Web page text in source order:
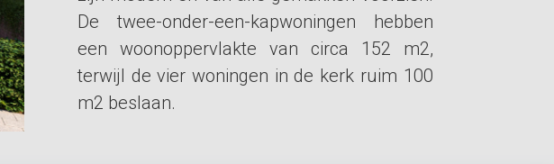
De twee-onder-een-kapwoningen hebben
een woonoppervlakte van circa 152 m2,
terwijl de vier woningen in de kerk ruim 100
m2 beslaan.